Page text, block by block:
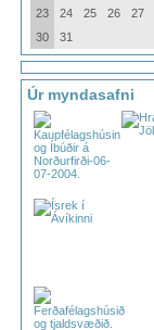
23
24 25 26 27
30
31
Úr myndasafni